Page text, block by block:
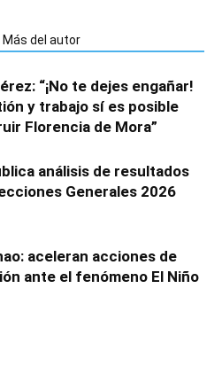
Más del autor
“¡No te dejes engañar!
y trabajo sí es posible
Florencia de Mora”
análisis de resultados
Generales 2026
aceleran acciones de
ante el fenómeno El Niño